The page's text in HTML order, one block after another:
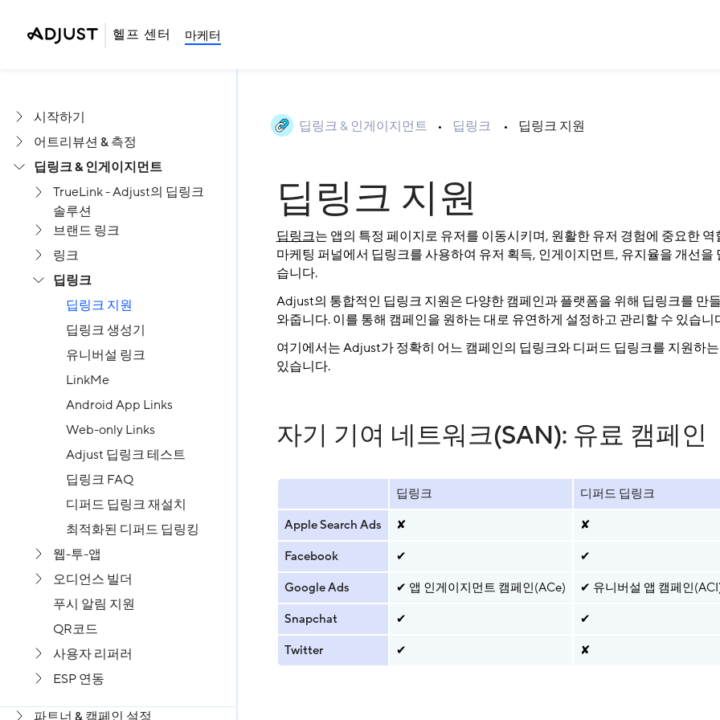
헬프 센터 마케터
시작하기
어트리뷰션 & 측정
딥링크 & 인게이지먼트
TrueLink - Adjust의 딥링크
솔루션
브랜드 링크
링크
딥링크
딥링크 지원
딥링크 생성기
유니버설 링크
LinkMe
Android App Links
Web-only Links
Adjust 딥링크 테스트
딥링크 FAQ
디퍼드 딥링크 재설치
최적화된 디퍼드 딥링킹
웹-투-앱
오디언스 빌더
푸시 알림 지원
QR코드
사용자 리퍼러
ESP 연동
딥링크 & 인게이지먼트 • 딥링크 • 딥링크 지원
딥링크 지원
딥링크는 앱의 특정 페이지로 유저를 이동시키며, 원활한 유저 경험에 중요한 역
마케팅 퍼널에서 딥링크를 사용하여 유저 획득, 인게이지먼트, 유지율을 개선을
습니다.
Adjust의 통합적인 딥링크 지원은 다양한 캠페인과 플랫폼을 위해 딥링크를 만
와줍니다. 이를 통해 캠페인을 원하는 대로 유연하게 설정하고 관리할 수 있습니
여기에서는 Adjust가 정확히 어느 캠페인의 딥링크와 디퍼드 딥링크를 지원하
있습니다.
자기 기여 네트워크(SAN): 유료 캠페인
딥링크
디퍼드 딥링크
Apple Search Ads
✘
✘
Facebook
✔
✔
Google Ads
✔ 앱 인게이지먼트 캠페인(ACe)
✔ 유니버설 앱 캠페인
Snapchat
✔
✔
Twitter
✔ ✘